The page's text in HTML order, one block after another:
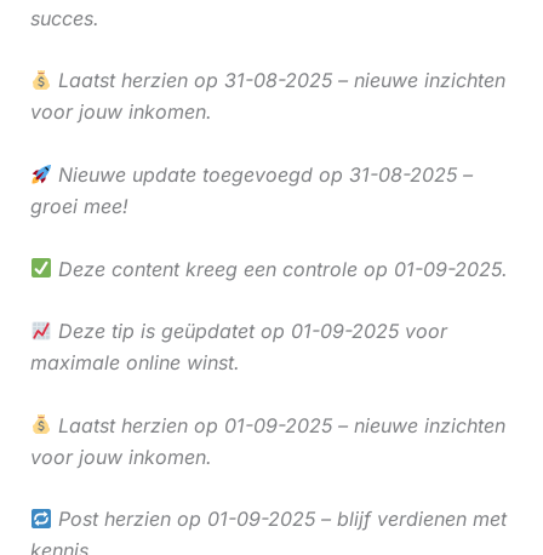
succes.
Laatst herzien op 31-08-2025 – nieuwe inzichten
voor jouw inkomen.
Nieuwe update toegevoegd op 31-08-2025 –
groei mee!
Deze content kreeg een controle op 01-09-2025.
Deze tip is geüpdatet op 01-09-2025 voor
maximale online winst.
Laatst herzien op 01-09-2025 – nieuwe inzichten
voor jouw inkomen.
Post herzien op 01-09-2025 – blijf verdienen met